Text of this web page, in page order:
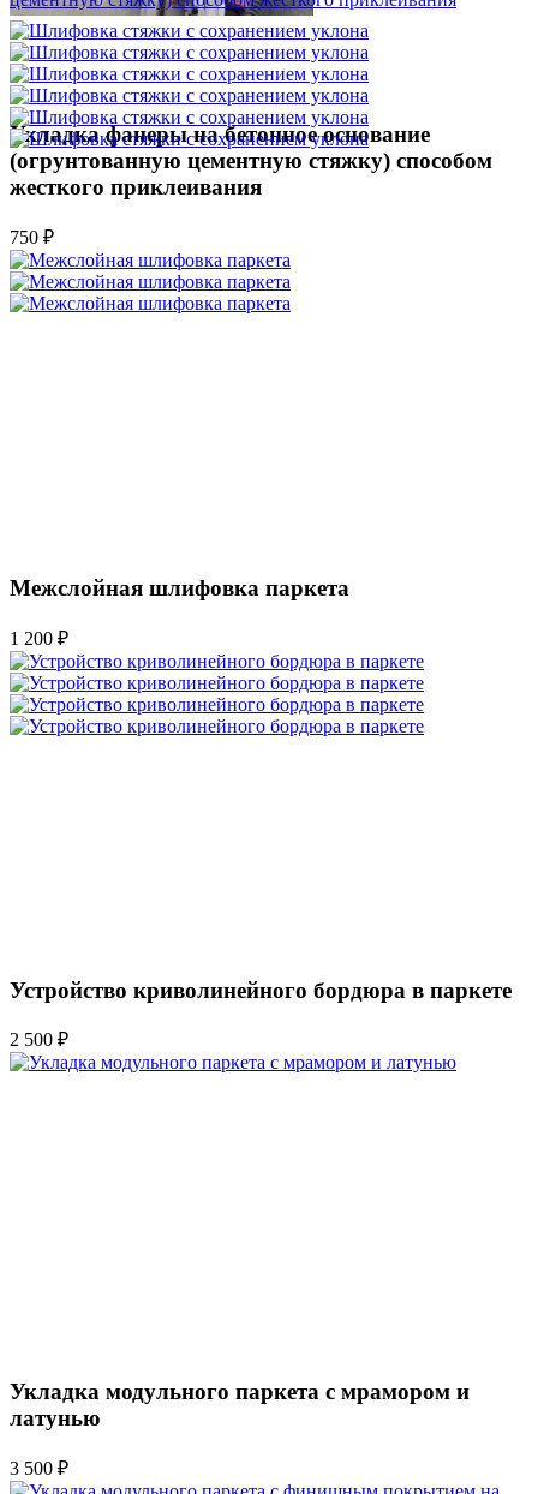
Укладка фанеры на бетонное основание
(огрунтованную цементную стяжку) способом
жесткого приклеивания
750 ₽
Межслойная шлифовка паркета
1 200 ₽
Устройство криволинейного бордюра в паркете
2 500 ₽
Укладка модульного паркета с мрамором и
латунью
3 500 ₽